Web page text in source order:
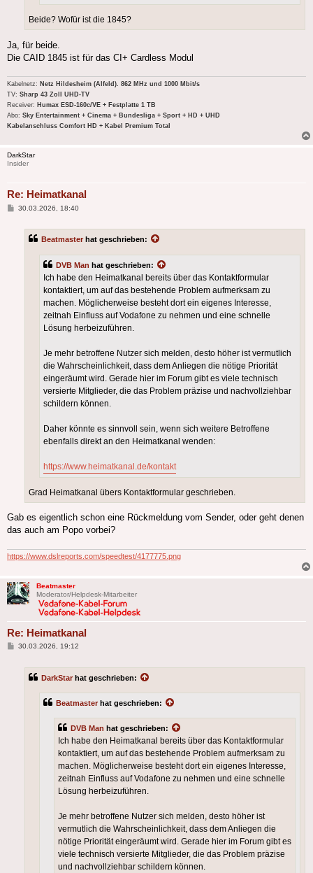
Beide? Wofür ist die 1845?
Ja, für beide.
Die CAID 1845 ist für das CI+ Cardless Modul
Kabelnetz: Netz Hildesheim (Alfeld). 862 MHz und 1000 Mbit/s
TV: Sharp 43 Zoll UHD-TV
Receiver: Humax ESD-160c/VE + Festplatte 1 TB
Abo: Sky Entertainment + Cinema + Bundesliga + Sport + HD + UHD
Kabelanschluss Comfort HD + Kabel Premium Total
DarkStar
Insider
Re: Heimatkanal
Beitrag
30.03.2026, 18:40
Beatmaster hat geschrieben:
DVB Man hat geschrieben:
Ich habe den Heimatkanal bereits über das Kontaktformular
kontaktiert, um auf das bestehende Problem aufmerksam zu
machen. Möglicherweise besteht dort ein eigenes Interesse,
zeitnah Einfluss auf Vodafone zu nehmen und eine schnelle
Lösung herbeizuführen.
Je mehr betroffene Nutzer sich melden, desto höher ist vermutlich
die Wahrscheinlichkeit, dass dem Anliegen die nötige Priorität
eingeräumt wird. Gerade hier im Forum gibt es viele technisch
versierte Mitglieder, die das Problem präzise und nachvollziehbar
schildern können.
Daher könnte es sinnvoll sein, wenn sich weitere Betroffene
ebenfalls direkt an den Heimatkanal wenden:
https://www.heimatkanal.de/kontakt
Grad Heimatkanal übers Kontaktformular geschrieben.
Gab es eigentlich schon eine Rückmeldung vom Sender, oder geht denen
das auch am Popo vorbei?
https://www.dslreports.com/speedtest/4177775.png
Beatmaster
Moderator/Helpdesk-Mitarbeiter
Re: Heimatkanal
Beitrag
30.03.2026, 19:12
DarkStar hat geschrieben:
Beatmaster hat geschrieben:
DVB Man hat geschrieben:
Ich habe den Heimatkanal bereits über das Kontaktformular
kontaktiert, um auf das bestehende Problem aufmerksam zu
machen. Möglicherweise besteht dort ein eigenes Interesse,
zeitnah Einfluss auf Vodafone zu nehmen und eine schnelle
Lösung herbeizuführen.
Je mehr betroffene Nutzer sich melden, desto höher ist
vermutlich die Wahrscheinlichkeit, dass dem Anliegen die
nötige Priorität eingeräumt wird. Gerade hier im Forum gibt es
viele technisch versierte Mitglieder, die das Problem präzise
und nachvollziehbar schildern können.